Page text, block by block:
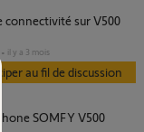
il y a 3 mois
au fil de discussion